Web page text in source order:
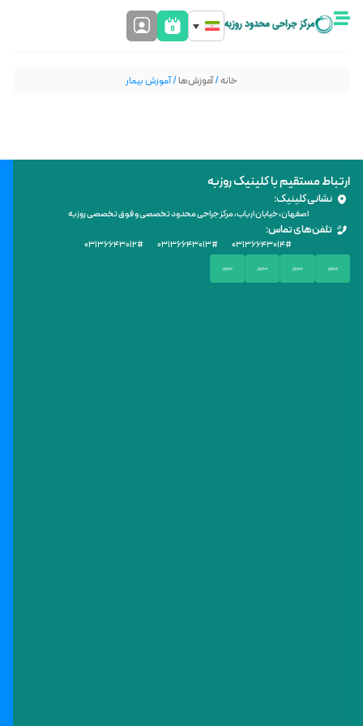
خانه/آموزش‌ها/ آموزش بیمار
ارتباط مستقیم با کلینیک روزبه
نشانی کلینیک:
اصفهان، خیابان ارباب، مرکز جراحی محدود تخصصی و فوق تخصصی روزبه
تلفن‌های تماس:
۰۳۱۳۶۶۴۳۰۱۲# ۰۳۱۳۶۶۴۳۰۱۳# ۰۳۱۳۶۶۴۳۰۱۴#